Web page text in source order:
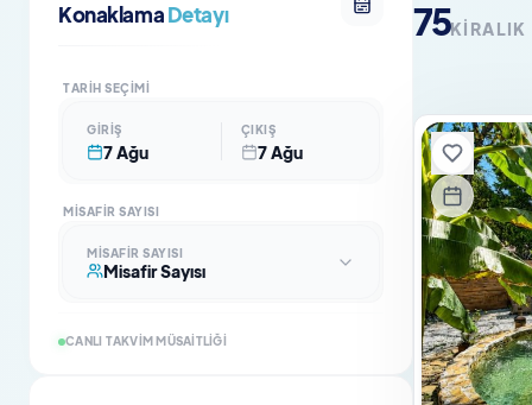
KonaklamaDetayı
TARIH SEÇIMI
GIRIŞ
7 Ağu
ÇIKIŞ
7 Ağu
MISAFIR SAYISI
MISAFIR SAYISI
Misafir Sayısı
CANLI TAKVIM MÜSAITLIĞI
75KIRALIK